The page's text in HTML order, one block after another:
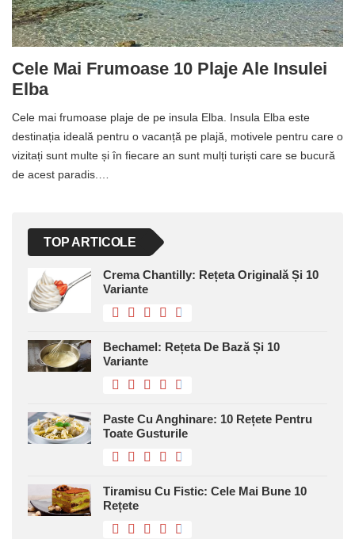
Cele Mai Frumoase 10 Plaje Ale Insulei
Elba
Cele mai frumoase plaje de pe insula Elba. Insula Elba este
destinația ideală pentru o vacanță pe plajă, motivele pentru care o
vizitați sunt multe și în fiecare an sunt mulți turiști care se bucură
de acest paradis.…
TOP ARTICOLE
Crema Chantilly: Rețeta Originală Și 10
Variante
Bechamel: Rețeta De Bază Și 10
Variante
Paste Cu Anghinare: 10 Rețete Pentru
Toate Gusturile
Tiramisu Cu Fistic: Cele Mai Bune 10
Rețete